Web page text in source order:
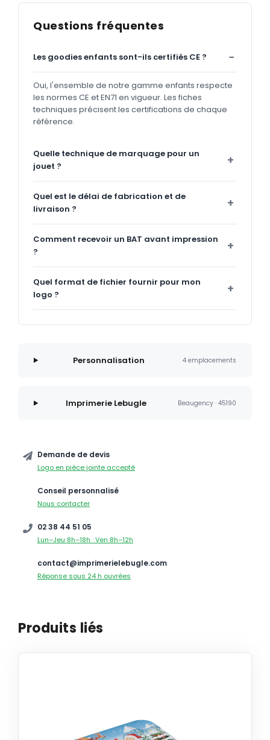
Questions fréquentes
Les goodies enfants sont-ils certifiés CE ?
Oui, l'ensemble de notre gamme enfants respecte
les normes CE et EN71 en vigueur. Les fiches
techniques précisent les certifications de chaque
référence.
Quelle technique de marquage pour un
jouet ?
Quel est le délai de fabrication et de
livraison ?
Comment recevoir un BAT avant impression
?
Quel format de fichier fournir pour mon
logo ?
Personnalisation 4 emplacements
Imprimerie Lebugle Beaugency · 45190
Demande de devis
Logo en pièce jointe accepté
Conseil personnalisé
Nous contacter
02 38 44 51 05
Lun–Jeu 8h–18h · Ven 8h–12h
contact@imprimerielebugle.com
Réponse sous 24 h ouvrées
Produits liés